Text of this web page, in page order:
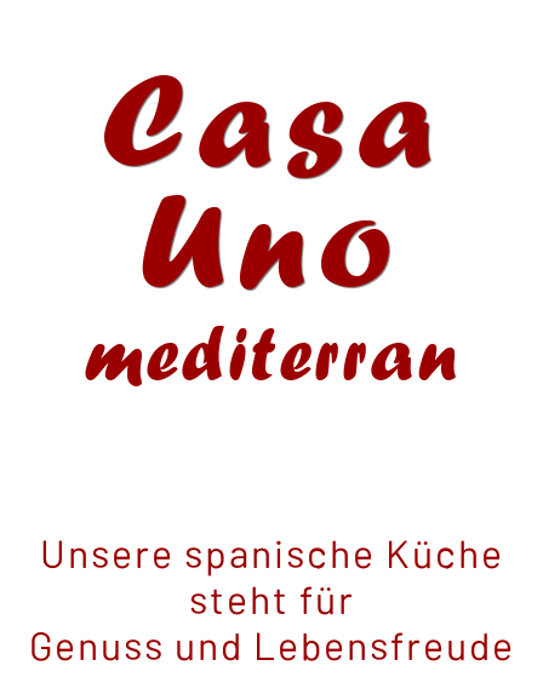
Casa
Uno
mediterran
Unsere spanische Küche
steht für
Genuss und Lebensfreude